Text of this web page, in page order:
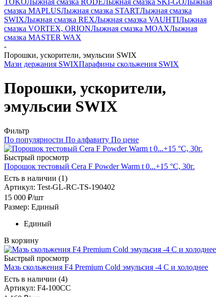
TOKOЛыжная смазка RODEЛыжная смазка SKI-GOЛыжная
смазка MAPLUSЛыжная смазка STARTЛыжная смазка
SWIXЛыжная смазка REXЛыжная смазка VAUHTIЛыжная
смазка VORTEX, ORIONЛыжная смазка MOAXЛыжная
смазка MASTER WAX
-
Порошки, ускорители, эмульсии SWIX
Мази держания SWIXПарафины скольжения SWIX
Порошки, ускорители,
эмульсии SWIX
Фильтр
По популярности По алфавиту По цене
Быстрый просмотр
Порошок тестовый Cera F Powder Warm t 0...+15 °C, 30г.
Есть в наличии (1)
Артикул: Test-GL-RC-TS-190402
15 000 ₽/шт
Размер: Единый
Единый
В корзину
Быстрый просмотр
Мазь скольжения F4 Premium Cold эмульсия -4 C и холоднее
Есть в наличии (4)
Артикул: F4-100CC